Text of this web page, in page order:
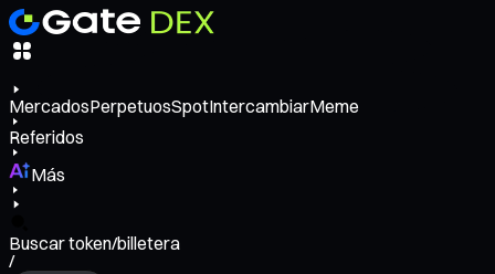
MercadosPerpetuosSpotIntercambiarMeme
Referidos
Más
Buscar token/billetera
/